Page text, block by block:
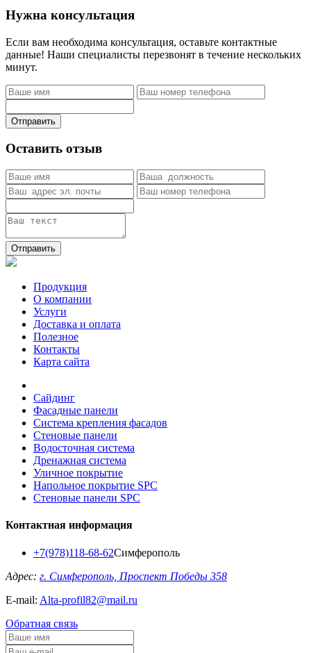
Нужна консультация
Если вам необходима консультация, оставьте контактные
данные! Наши специалисты перезвонят в течение нескольких
минут.
Отправить
Оставить отзыв
Отправить
Продукция
О компании
Услуги
Доставка и оплата
Полезное
Контакты
Карта сайта
Сайдинг
Фасадные панели
Система крепления фасадов
Стеновые панели
Водосточная система
Дренажная система
Уличное покрытие
Напольное покрытие SPC
Стеновые панели SPC
Контактная информация
+7(978)118-68-62Симферополь
Адрес: г. Симферополь, Проспект Победы 358
E-mail: Alta-profil82@mail.ru
Обратная связь